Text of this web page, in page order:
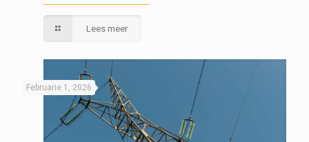
Lees meer
Februarie 1, 2026